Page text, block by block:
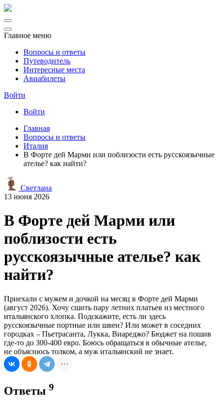
Главное меню
Вопросы и ответы
Путеводитель
Интересные места
Авиабилеты
Войти
Войти
Главная
Вопросы и ответы
Италия
В Форте дей Марми или поблизости есть русскоязычные
ателье? как найти?
Светлана
13 июня 2026
В Форте дей Марми или
поблизости есть
русскоязычные ателье? как
найти?
Приехали с мужем и дочкой на месяц в Форте дей Марми
(август 2026). Хочу сшить пару летних платьев из местного
итальянского хлопка. Подскажите, есть ли здесь
русскоязычные портные или швеи? Или может в соседних
городках – Пьетрасанта, Лукка, Виареджо? Бюджет на пошив
где-то до 300-400 евро. Боюсь обращаться в обычные ателье,
не объяснюсь толком, а муж итальянский не знает.
Ответы 9